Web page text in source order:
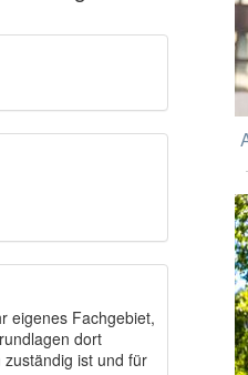
eigenes Fachgebiet,
dort
ist und für